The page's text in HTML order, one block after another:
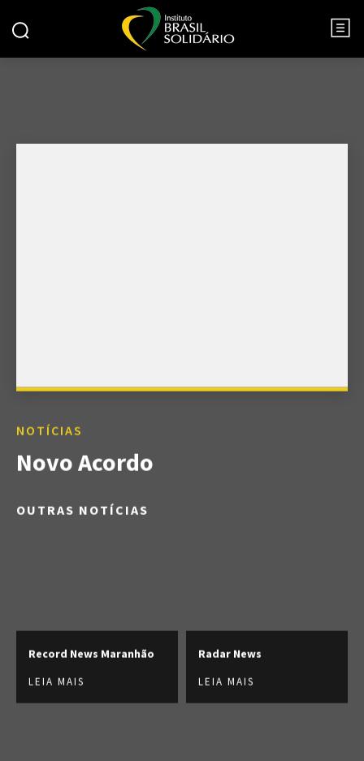
NOTÍCIAS
Novo Acordo
OUTRAS NOTÍCIAS
Record News Maranhão
LEIA MAIS
Radar News
LEIA MAIS